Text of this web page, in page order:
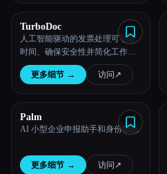
TurboDoc
人工智能驱动的发票处理可节省
时间、确保安全性并简化工作流
程。
更多细节 → 访问 ↗︎
Palm
AI 小型企业申报助手和身份钱包
更多细节 → 访问 ↗︎